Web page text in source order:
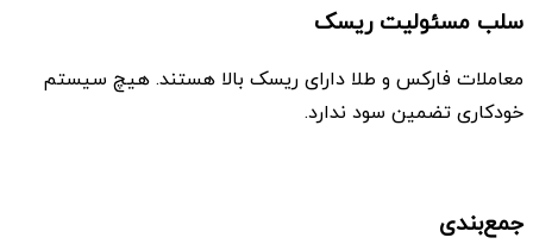
سلب مسئولیت ریسک
معاملات فارکس و طلا دارای ریسک بالا هستند. هیچ سیستم
خودکاری تضمین سود ندارد.
جمع‌بندی